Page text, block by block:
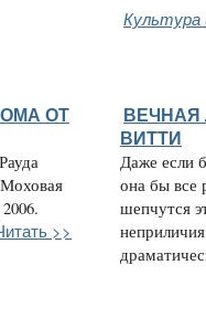
Культура
ОТ
>>
ВИТТИ
Даже если
она бы все
шепчутся